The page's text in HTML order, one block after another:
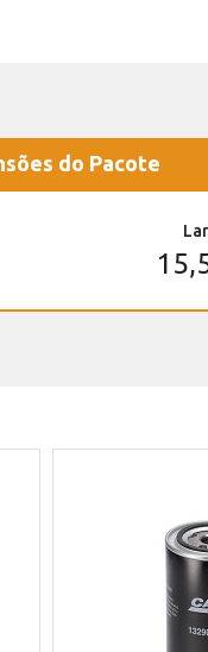
do Pacote